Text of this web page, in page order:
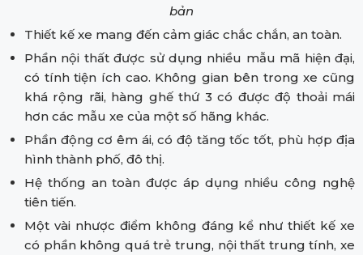
bản
Thiết kế xe mang đến cảm giác chắc chắn, an toàn.
Phần nội thất được sử dụng nhiều mẫu mã hiện đại,
có tính tiện ích cao. Không gian bên trong xe cũng
khá rộng rãi, hàng ghế thứ 3 có được độ thoải mái
hơn các mẫu xe của một số hãng khác.
Phần động cơ êm ái, có độ tăng tốc tốt, phù hợp địa
hình thành phố, đô thị.
Hệ thống an toàn được áp dụng nhiều công nghệ
tiên tiến.
Một vài nhược điểm không đáng kể như thiết kế xe
có phần không quá trẻ trung, nội thất trung tính, xe